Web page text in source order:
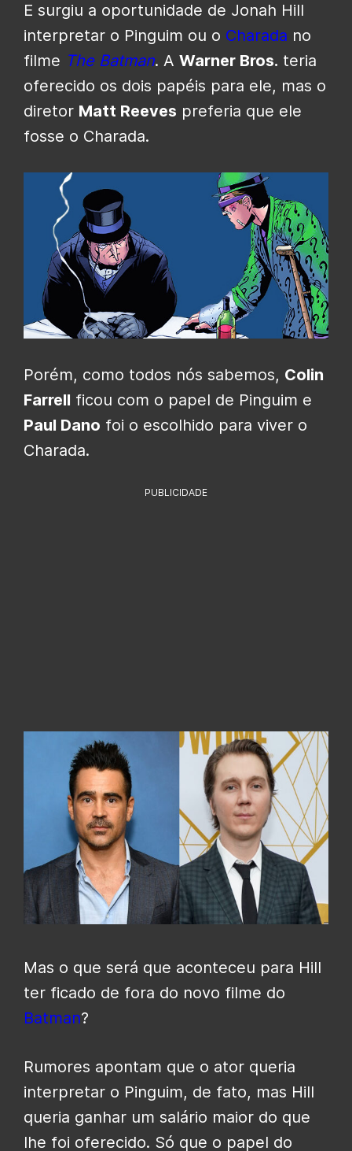
E surgiu a oportunidade de Jonah Hill
interpretar o Pinguim ou o Charada no
filme The Batman. A Warner Bros. teria
oferecido os dois papéis para ele, mas o
diretor Matt Reeves preferia que ele
fosse o Charada.
Porém, como todos nós sabemos, Colin
Farrell ficou com o papel de Pinguim e
Paul Dano foi o escolhido para viver o
Charada.
PUBLICIDADE
Mas o que será que aconteceu para Hill
ter ficado de fora do novo filme do
Batman?
Rumores apontam que o ator queria
interpretar o Pinguim, de fato, mas Hill
queria ganhar um salário maior do que
lhe foi oferecido. Só que o papel do